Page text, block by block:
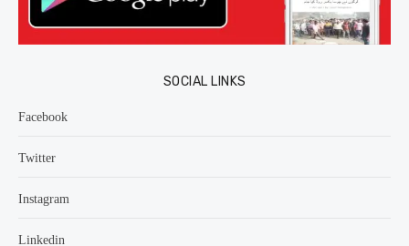
SOCIAL LINKS
Facebook
Twitter
Instagram
Linkedin